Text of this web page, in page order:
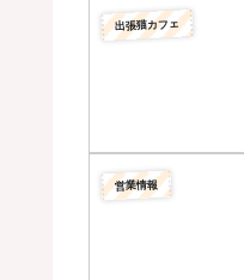
出張猫カフェ
営業情報